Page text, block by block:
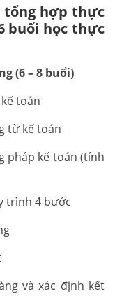
tổng hợp thực
buổi học thực
(6 – 8 buổi)
toán
từ kế toán
pháp kế toán (tính
trình 4 bước
và xác định kết